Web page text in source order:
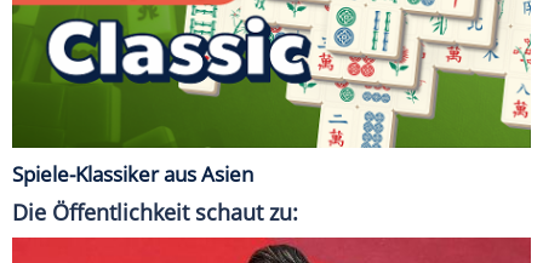
Spiele-Klassiker aus Asien
Die Öffentlichkeit schaut zu: